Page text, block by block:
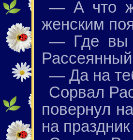
— А что
женским
— Где вы
— Да на
Сорвал
повернул
на